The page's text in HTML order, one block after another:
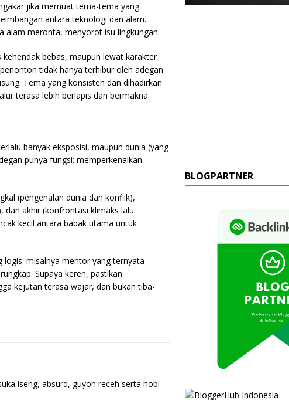
jika memuat tema-tema yang
antara teknologi dan alam.
alam meronta, menyorot isu lingkungan.
bebas, maupun lewat karakter
tidak hanya terhibur oleh adegan
Tema yang konsisten dan dihadirkan
terasa lebih berlapis dan bermakna.
banyak eksposisi, maupun dunia (yang
punya fungsi: memperkenalkan
(pengenalan dunia dan konflik),
akhir (konfrontasi klimaks lalu
kecil antara babak utama untuk
logis: misalnya mentor yang ternyata
Supaya keren, pastikan
kejutan terasa wajar, dan bukan tiba-
iseng, absurd, guyon receh serta hobi
BLOGPARTNER